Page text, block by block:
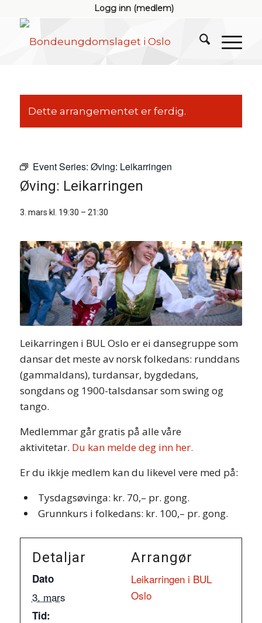
Logg inn (medlem)
Dette arrangementet er ferdig.
Event Series: Øving: Leikarringen
Øving: Leikarringen
3. mars kl. 19:30 – 21:30
Leikarringen i BUL Oslo er ei dansegruppe som
dansar det meste av norsk folkedans: runddans
(gammaldans), turdansar, bygdedans,
songdans og 1900-talsdansar som swing og
tango.
Medlemmar går gratis på alle våre
aktivitetar. Du kan melde deg inn her.
Er du ikkje medlem kan du likevel vere med på:
Tysdagsøvinga: kr. 70,– pr. gong.
Grunnkurs i folkedans: kr. 100,– pr. gong.
Detaljar
Dato
3. mars
Tid:
Arrangør
Leikarringen i BUL
Oslo